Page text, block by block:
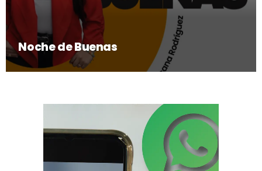
Noche de Buenas